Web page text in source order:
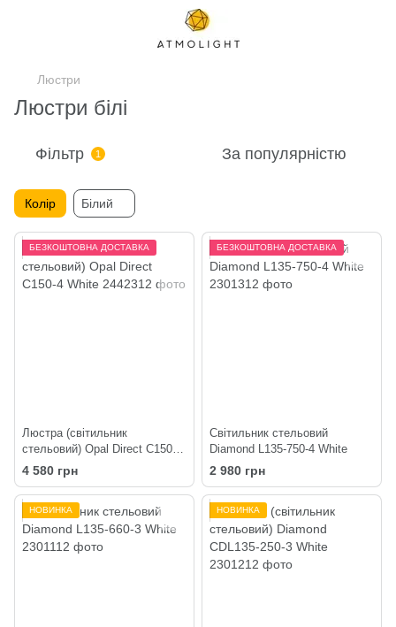
Люстри
Люстри білі
Фільтр 1 За популярністю
Колір Білий
БЕЗКОШТОВНА ДОСТАВКА
Люстра (світильник
стельовий) Opal Direct C150-4
White
4 580 грн
БЕЗКОШТОВНА ДОСТАВКА
Світильник стельовий
Diamond L135-750-4 White
2 980 грн
НОВИНКА НОВИНКА